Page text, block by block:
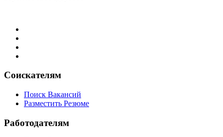
Соискателям
Поиск Вакансий
Разместить Резюме
Работодателям